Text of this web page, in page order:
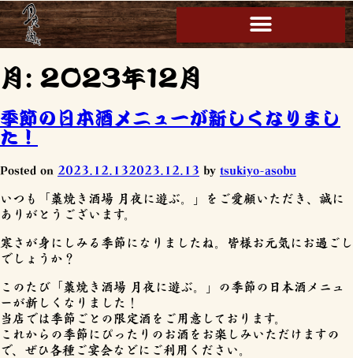
月: 2023年12月
季節の日本酒メニューが新しくなりまし
た！
Posted on 2023.12.132023.12.13 by tsukiyo-asobu
いつも「藁焼き酒場 月夜に遊ぶ。」をご愛顧いただき、誠に
ありがとうございます。
寒さが身にしみる季節になりましたね。皆様お元気にお過ごし
でしょうか？
このたび「藁焼き酒場 月夜に遊ぶ。」の季節の日本酒メニュ
ーが新しくなりました！
当店では季節ごとの限定酒をご用意しております。
これからの季節にぴったりのお酒をお楽しみいただけますの
で、ぜひ各種ご宴会などにご利用ください。